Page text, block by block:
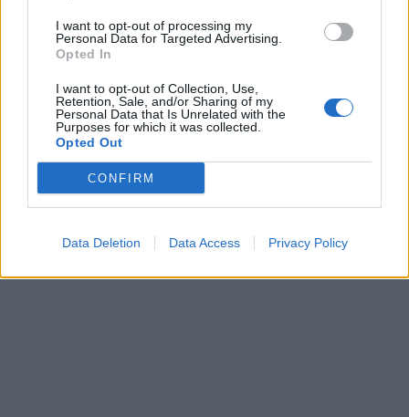
I want to opt-out of processing my
Personal Data for Targeted Advertising.
Opted In
I want to opt-out of Collection, Use,
Retention, Sale, and/or Sharing of my
Personal Data that Is Unrelated with the
Purposes for which it was collected.
Opted Out
CONFIRM
Data Deletion Data Access Privacy Policy
FOOTBALL LEAGUE